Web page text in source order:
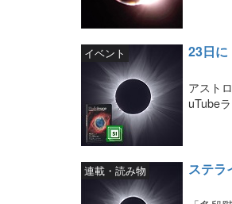
23日に
イベント
アスト
uTube
ステラ
連載・読み物